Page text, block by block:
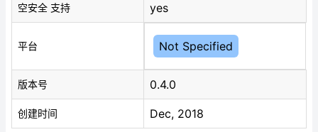
空安全 支持 yes
平台 Not Specified
版本号 0.4.0
创建时间 Dec, 2018